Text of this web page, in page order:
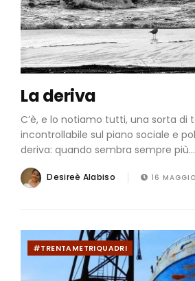
La deriva
C’è, e lo notiamo tutti, una sorta di
incontrollabile sul piano sociale e
deriva: quando sembra sempre più...
Desireè Alabiso 16
#TRENTAMETRIQUADRI